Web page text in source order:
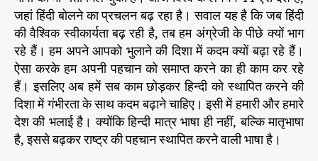
जहां हिंदी बोलने का प्रचलन बढ़ रहा है। सवाल यह है कि जब हिंदी
की वैश्विक स्वीकार्यता बढ़ रही है, तब हम अंग्रेजी के पीछे क्यों भाग
रहे हैं। हम अपने आपको भुलाने की दिशा में कदम क्यों बढ़ा रहे हैं।
ऐसा करके हम अपनी पहचान को समाप्त करने का ही काम कर रहे
हैं। इसलिए अब हमें सब काम छोड़कर हिन्दी को स्थापित करने की
दिशा में गंभीरता के साथ कदम बढ़ाने चाहिए। इसी में हमारी और हमारे
देश की भलाई है। क्योंकि हिन्दी मात्र भाषा ही नहीं, बल्कि मातृभाषा
है, इससे बढ़कर राष्ट्र की पहचान स्थापित करने वाली भाषा है।